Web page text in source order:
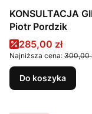
KONSULTACJA
Piotr Pordzik
Cena promocyjna
285,00 zł
Najniższa cena: 300,00
Do koszyka